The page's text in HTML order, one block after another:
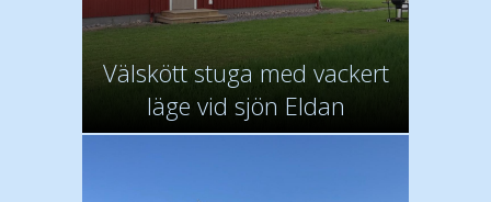
Välskött stuga med vackert
läge vid sjön Eldan